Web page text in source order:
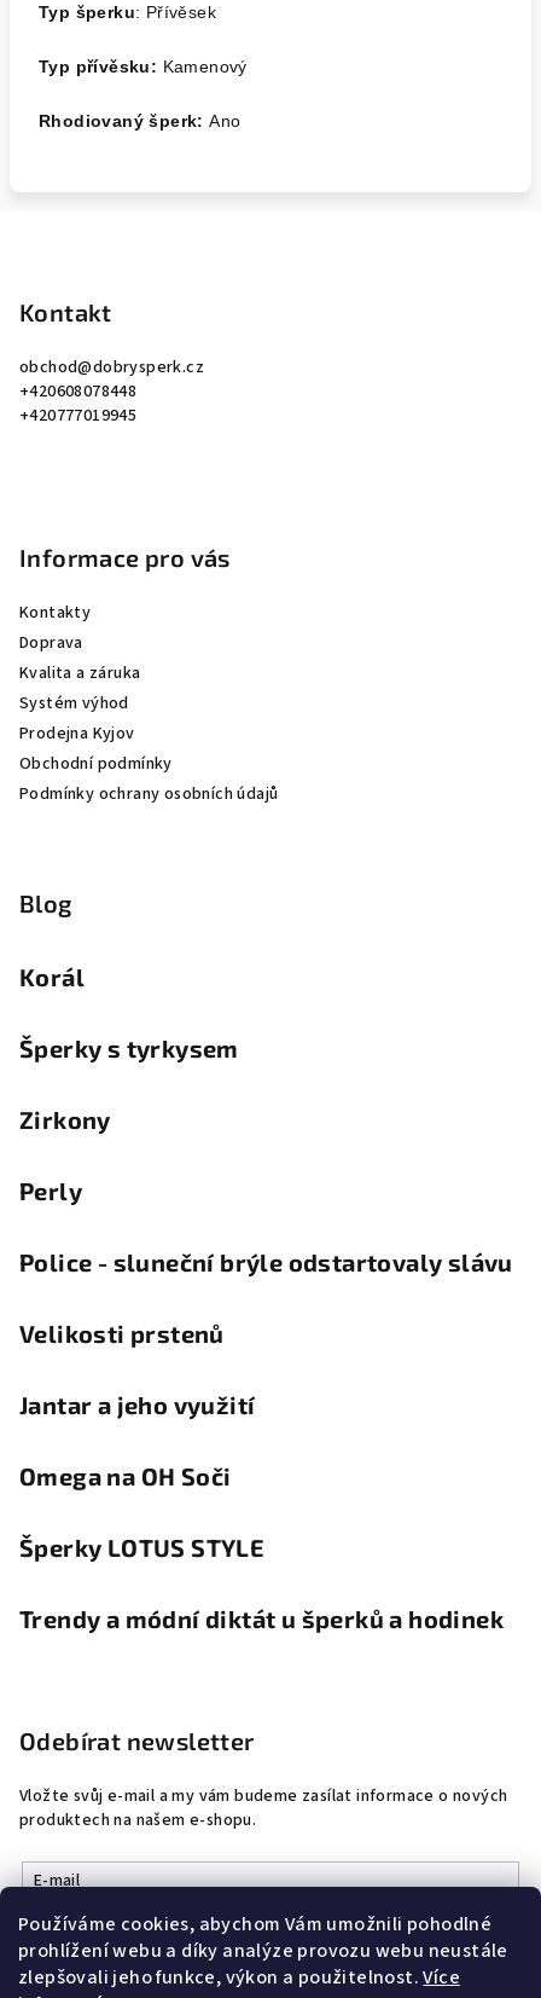
Používáme cookies, abychom Vám umožnili pohodlné
prohlížení webu a díky analýze provozu webu neustále
zlepšovali jeho funkce, výkon a použitelnost.Více
Typ šperku: Přívěsek
Typ přívěsku: Kamenový
Rhodiovaný šperk:Ano
Kontakt
obchod@dobrysperk.cz
+420608078448
+420777019945
Informace pro vás
Kontakty
Doprava
Kvalita a záruka
Systém výhod
Prodejna Kyjov
Obchodní podmínky
Podmínky ochrany osobních údajů
Blog
Korál
Šperky s tyrkysem
Zirkony
Perly
Police - sluneční brýle odstartovaly slávu
Velikosti prstenů
Jantar a jeho využití
Omega na OH Soči
Šperky LOTUS STYLE
Trendy a módní diktát u šperků a hodinek
Odebírat newsletter
Vložte svůj e-mail a my vám budeme zasílat informace o nových
produktech na našem e-shopu.
E-mail
Vložením e-mailu souhlasíte spodmínkami ochrany osobních
údajů